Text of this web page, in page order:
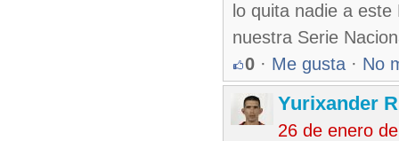
lo quita nadie a
nuestra Serie
0 · Me gusta · No
Yurixander
26 de enero